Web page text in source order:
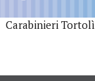
Carabinieri Tortolì